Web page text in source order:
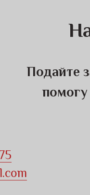
Подайте
помогу